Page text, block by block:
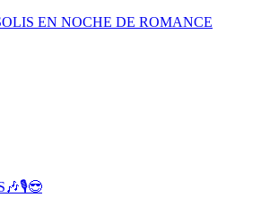
EN NOCHE DE ROMANCE